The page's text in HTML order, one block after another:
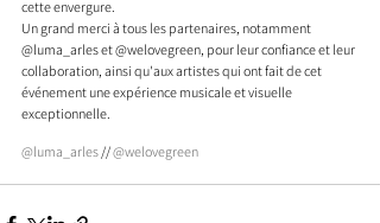
cette envergure.
Un grand merci à tous les partenaires, notamment
@luma_arles et @welovegreen, pour leur confiance et leur
collaboration, ainsi qu'aux artistes qui ont fait de cet
événement une expérience musicale et visuelle
exceptionnelle.
@luma_arles // @welovegreen